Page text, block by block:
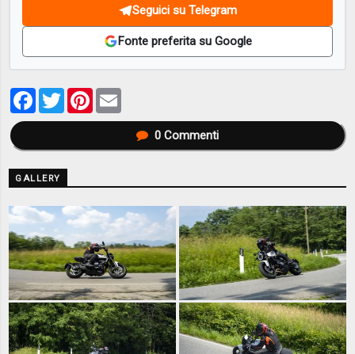
Seguici su Telegram
Fonte preferita su Google
Facebook
TwitterPinterest
0Commenti
GALLERY